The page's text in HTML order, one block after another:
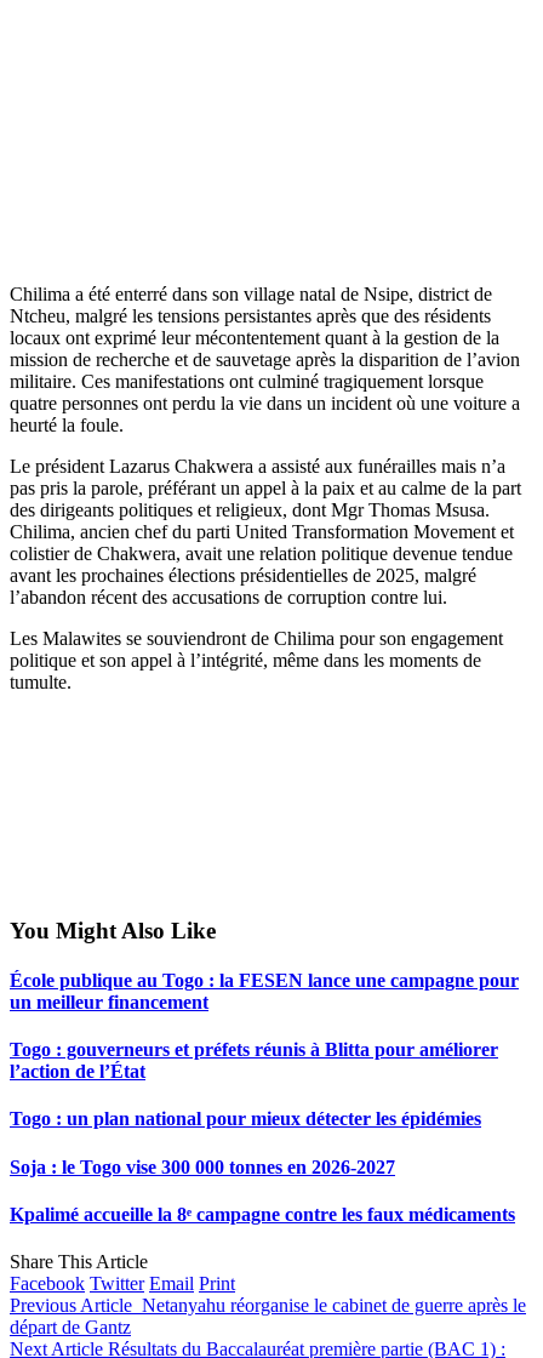
Chilima a été enterré dans son village natal de Nsipe, district de
Ntcheu, malgré les tensions persistantes après que des résidents
locaux ont exprimé leur mécontentement quant à la gestion de la
mission de recherche et de sauvetage après la disparition de l’avion
militaire. Ces manifestations ont culminé tragiquement lorsque
quatre personnes ont perdu la vie dans un incident où une voiture a
heurté la foule.
Le président Lazarus Chakwera a assisté aux funérailles mais n’a
pas pris la parole, préférant un appel à la paix et au calme de la part
des dirigeants politiques et religieux, dont Mgr Thomas Msusa.
Chilima, ancien chef du parti United Transformation Movement et
colistier de Chakwera, avait une relation politique devenue tendue
avant les prochaines élections présidentielles de 2025, malgré
l’abandon récent des accusations de corruption contre lui.
Les Malawites se souviendront de Chilima pour son engagement
politique et son appel à l’intégrité, même dans les moments de
tumulte.
You Might Also Like
École publique au Togo : la FESEN lance une campagne pour
un meilleur financement
Togo : gouverneurs et préfets réunis à Blitta pour améliorer
l’action de l’État
Togo : un plan national pour mieux détecter les épidémies
Soja : le Togo vise 300 000 tonnes en 2026-2027
Kpalimé accueille la 8ᵉ campagne contre les faux médicaments
Share This Article
Facebook Twitter Email Print
Previous Article Netanyahu réorganise le cabinet de guerre après le
départ de Gantz
Next Article Résultats du Baccalauréat première partie (BAC 1) :